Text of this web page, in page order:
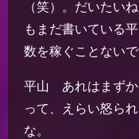
（笑）。だいたい
もまだ書いている
数を稼ぐことないで
平山 あれはまずか
って、えらい怒ら
な。